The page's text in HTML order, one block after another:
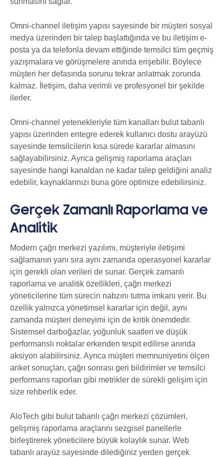
Omni-channel iletişim yapısı sayesinde bir müşteri sosyal
medya üzerinden bir talep başlattığında ve bu iletişim e-
posta ya da telefonla devam ettiğinde temsilci tüm geçmiş
yazışmalara ve görüşmelere anında erişebilir. Böylece
müşteri her defasında sorunu tekrar anlatmak zorunda
kalmaz. İletişim, daha verimli ve profesyonel bir şekilde
ilerler.
Omni-channel yetenekleriyle tüm kanalları bulut tabanlı
yapısı üzerinden entegre ederek kullanıcı dostu arayüzü
sayesinde temsilcilerin kısa sürede kararlar almasını
sağlayabilirsiniz. Ayrıca gelişmiş raporlama araçları
sayesinde hangi kanaldan ne kadar talep geldiğini analiz
edebilir, kaynaklarınızı buna göre optimize edebilirsiniz.
Gerçek Zamanlı Raporlama ve
Analitik
Modern çağrı merkezi yazılımı, müşteriyle iletişimi
sağlamanın yanı sıra aynı zamanda operasyonel kararlar
için gerekli olan verileri de sunar. Gerçek zamanlı
raporlama ve analitik özellikleri, çağrı merkezi
yöneticilerine tüm sürecin nabzını tutma imkanı verir. Bu
özellik yalnızca yönetimsel kararlar için değil, aynı
zamanda müşteri deneyimi için de kritik önemdedir.
Sistemsel darboğazlar, yoğunluk saatleri ve düşük
performanslı noktalar erkenden tespit edilirse anında
aksiyon alabilirsiniz. Ayrıca müşteri memnuniyetini ölçen
anket sonuçları, çağrı sonrası geri bildirimler ve temsilci
performans raporları gibi metrikler de sürekli gelişim için
size rehberlik eder.
AloTech gibi bulut tabanlı çağrı merkezi çözümleri,
gelişmiş raporlama araçlarını sezgisel panellerle
birleştirerek yöneticilere büyük kolaylık sunar. Web
tabanlı arayüz sayesinde dilediğiniz yerden gerçek